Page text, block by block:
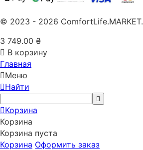
© 2023 - 2026 ComfortLife.MARKET.
3 749.00 ₴
В корзину
Главная
Меню
Найти
Корзина
Корзина
Корзина пуста
Корзина Оформить заказ